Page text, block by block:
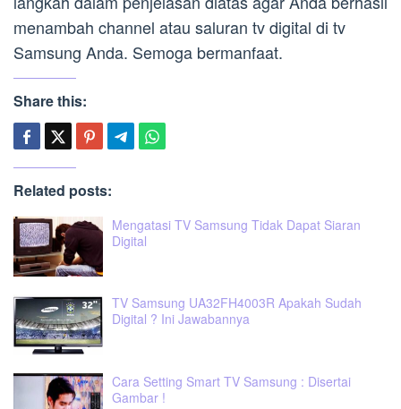
menambah channel atau saluran tv digital di tv
Samsung Anda. Semoga bermanfaat.
Share this:
Related posts:
Mengatasi TV Samsung Tidak Dapat Siaran
Digital
TV Samsung UA32FH4003R Apakah Sudah
Digital ? Ini Jawabannya
Cara Setting Smart TV Samsung : Disertai
Gambar !